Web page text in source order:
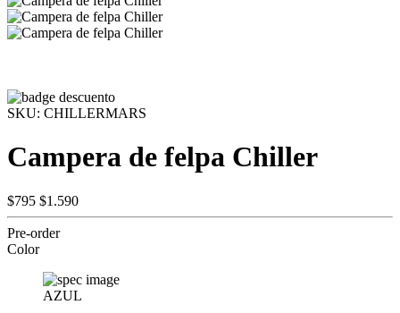
SKU: CHILLERMARS
Campera de felpa Chiller
$795 $1.590
Pre-order
Color
AZUL